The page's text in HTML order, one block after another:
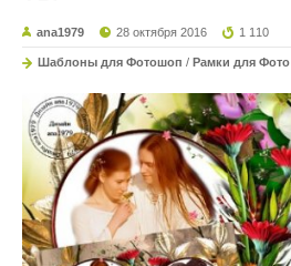
ana1979 28 октября 2016 1 110
Шаблоны для Фотошоп / Рамки для Фото